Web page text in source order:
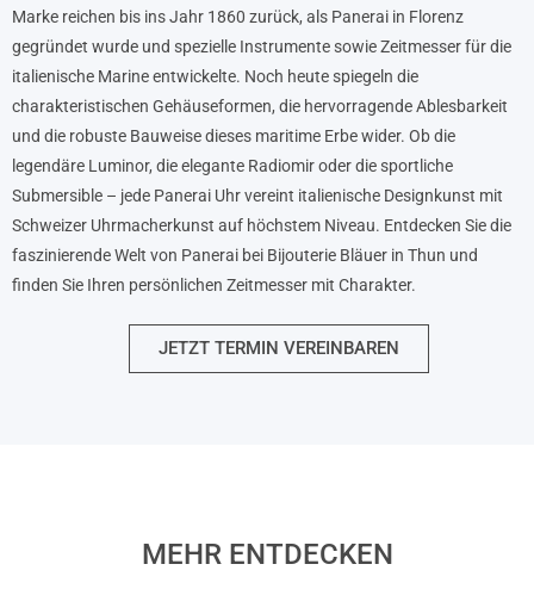
Marke reichen bis ins Jahr 1860 zurück, als Panerai in Florenz
gegründet wurde und spezielle Instrumente sowie Zeitmesser für die
italienische Marine entwickelte. Noch heute spiegeln die
charakteristischen Gehäuseformen, die hervorragende Ablesbarkeit
und die robuste Bauweise dieses maritime Erbe wider. Ob die
legendäre Luminor, die elegante Radiomir oder die sportliche
Submersible – jede Panerai Uhr vereint italienische Designkunst mit
Schweizer Uhrmacherkunst auf höchstem Niveau. Entdecken Sie die
faszinierende Welt von Panerai bei Bijouterie Bläuer in Thun und
finden Sie Ihren persönlichen Zeitmesser mit Charakter.
JETZT TERMIN VEREINBAREN
MEHR ENTDECKEN